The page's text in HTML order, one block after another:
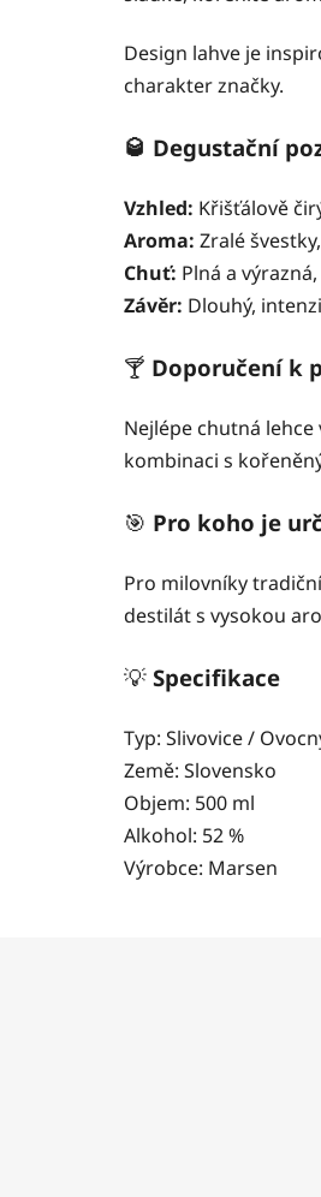
Design lahve je
charakter značky.
🥃 Degustační
Vzhled: Křišťálově
Aroma: Zralé
Chuť: Plná a
Závěr: Dlouhý,
🍸 Doporučení k
Nejlépe chutná lehce
kombinaci s
🎯 Pro koho je
Pro milovníky
destilát s vysokou
💡 Specifikace
Typ: Slivovice /
Země: Slovensko
Objem: 500 ml
Alkohol: 52 %
Výrobce: Marsen